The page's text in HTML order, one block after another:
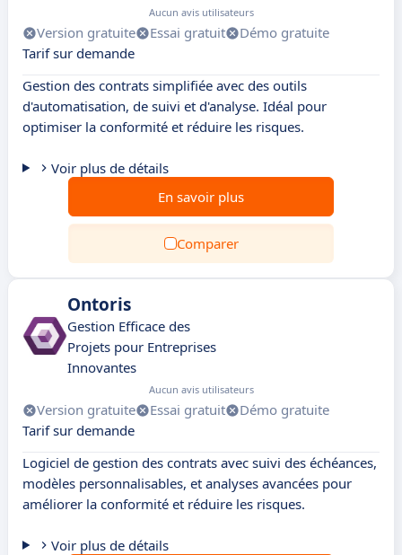
Aucun avis utilisateurs
Version gratuite Essai gratuit
Démo gratuite
Tarif sur demande
Gestion des contrats simplifiée avec des outils
d'automatisation, de suivi et d'analyse. Idéal pour
optimiser la conformité et réduire les risques.
Voir plus de détails
En savoir plus
Comparer
Ontoris
Gestion Efficace des
Projets pour Entreprises
Innovantes
Aucun avis utilisateurs
Version gratuite Essai gratuit
Démo gratuite
Tarif sur demande
Logiciel de gestion des contrats avec suivi des échéances,
modèles personnalisables, et analyses avancées pour
améliorer la conformité et réduire les risques.
Voir plus de détails